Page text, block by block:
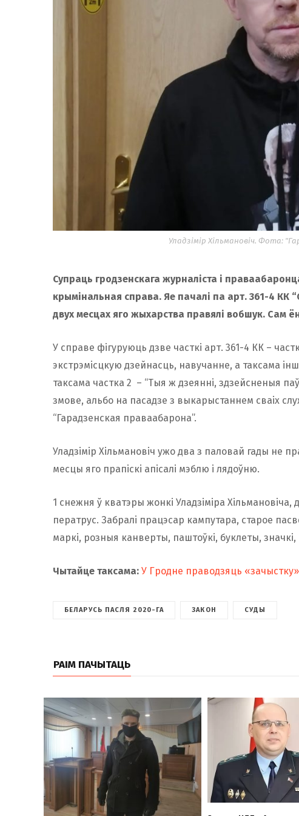
Уладзімір Хільмановіч. Фота:
Супраць гродзенскага журналіста і
крымінальная справа. Яе пачалі па арт. 361-4 КК
двух месцах яго жыхарства правялі вобшук. Сам
У справе фігуруюць дзве часткі арт. 361-4 КК –
экстрэмісцкую дзейнасць, навучанне, а таксама
таксама частка 2 – “Тыя ж дзеянні, здзейсненыя
змове, альбо на пасадзе з выкарыстаннем сваіх
“Гарадзенская праваабарона”.
Уладзімір Хільмановіч ужо два з паловай гады не
месцы яго прапіскі апісалі мэблю і лядоўню.
1 снежня ў кватэры жонкі Уладзіміра Хільмановіча,
ператрус. Забралі працэсар кампутара, старое
маркі, розныя канверты, паштоўкі, буклеты, значкі,
Чытайце таксама: У Гродне праводзяць
БЕЛАРУСЬ ПАСЛЯ 2020-ГА ЗАКОН СУДЫ
РАІМ ПАЧЫТАЦЬ